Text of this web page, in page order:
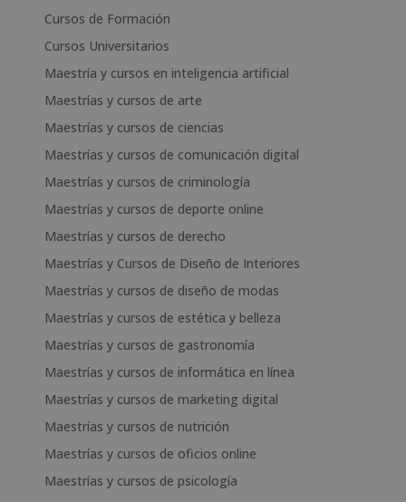
Cursos de Formación
Cursos Universitarios
Maestría y cursos en inteligencia artificial
Maestrías y cursos de arte
Maestrías y cursos de ciencias
Maestrías y cursos de comunicación digital
Maestrías y cursos de criminología
Maestrías y cursos de deporte online
Maestrías y cursos de derecho
Maestrías y Cursos de Diseño de Interiores
Maestrías y cursos de diseño de modas
Maestrías y cursos de estética y belleza
Maestrías y cursos de gastronomía
Maestrías y cursos de informática en línea
Maestrías y cursos de marketing digital
Maestrías y cursos de nutrición
Maestrías y cursos de oficios online
Maestrías y cursos de psicología